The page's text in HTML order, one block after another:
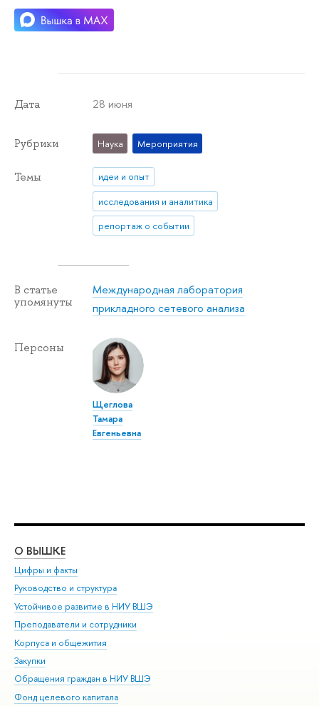
Дата 28 июня
Рубрики Наука Мероприятия
Темы
идеи и опыт
исследования и аналитика
репортаж о событии
В статье
упомянуты
Международная лаборатория
прикладного сетевого анализа
Персоны
Щеглова
Тамара
Евгеньевна
О ВЫШКЕ
Цифры и факты
Руководство и структура
Устойчивое развитие в НИУ ВШЭ
Преподаватели и сотрудники
Корпуса и общежития
Закупки
Обращения граждан в НИУ ВШЭ
Фонд целевого капитала